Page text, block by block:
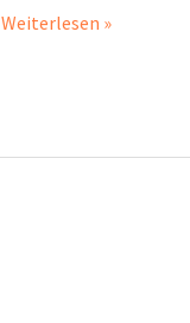
Weiterlesen »